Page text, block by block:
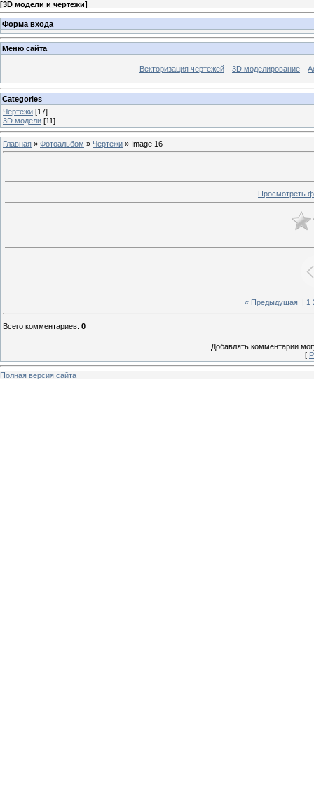
[3D модели и чертежи]
Форма входа
Меню сайта
Векторизация чертежей 3D моделирование
Categories
Чертежи [17]
3D модели [11]
Главная » Фотоальбом » Чертежи » Image 16
Просмотреть
« Предыдущая| 1
Всего комментариев: 0
Добавлять комментарии
[
Полная версия сайта